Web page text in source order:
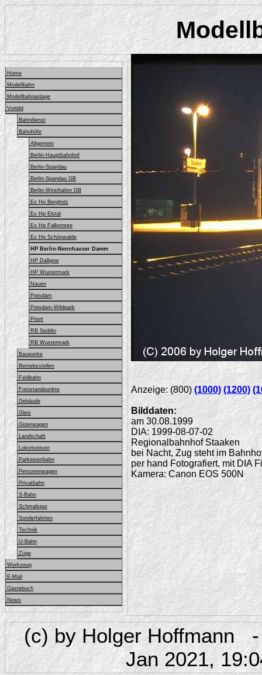
Home
Modellbahn
Modellbahnanlage
Vorbild
Bahndienst
Bahnhöfe
Allgemein
Berlin-Hauptbahnhof
Berlin-Spandau
Berlin-Spandau GB
Berlin-Westhafen GB
Ex Hp Bergholz
Ex Hp Elstal
Ex Hp Falkensee
Ex Hp Schönwalde
HP Berlin-Nennhauser Damm
HP Dallgow
HP Wustermark
Nauen
Potsdam
Potsdam-Wildpark
Priort
RB Seddin
RB Wustermark
Bauwerke
Betriebsstellen
Feldbahn
Fotostandpunkte
Gebäude
Gleis
Güterwagen
Landschaft
Lokomotiven
Parkeisenbahn
Personenwagen
Privatbahn
S-Bahn
Schmalspur
Sonderfahrten
Technik
U-Bahn
Züge
Werkzeug
E-Mail
Gästebuch
News
Anzeige: (800) (1000) (1200)
Bilddaten:
am 30.08.1999
DIA: 1999-08-07-02
Regionalbahnhof Staaken
bei Nacht, Zug steht im
per hand Fotografiert, mit DIA
Kamera: Canon EOS 500N
(c) by Holger Hoffmann
Jan 2021,